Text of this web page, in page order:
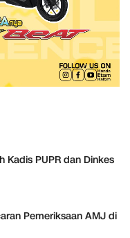
Kadis PUPR dan Dinkes
Pemeriksaan AMJ di